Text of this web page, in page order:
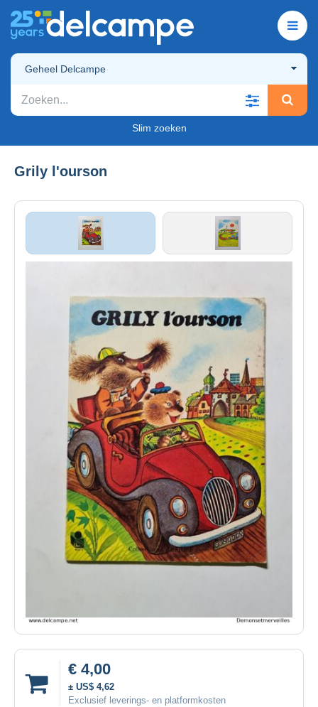
Geheel Delcampe
Slim zoeken
Grily l'ourson
€ 4,00
± US$ 4,62
Exclusief leverings- en platformkosten